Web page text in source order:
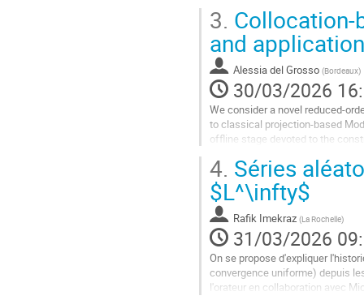
Aller
à
la
page
de
la
contribution
3. Collocation-
and application
Alessia del Grosso (Bordeaux)
30/03/2026
We consider a novel reduced-
to classical projection-based
offline stage devoted to the
Aller
à
la
page
de
la
contribution
4. Séries
$L^\infty$
Rafik Imekraz (La Rochelle)
31/03/2026
On se propose d'expliquer
convergence uniforme) depuis
l'orateur en collaboration avec